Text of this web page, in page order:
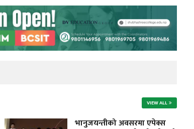
VIEW ALL
भानुजयन्तीको अवसरमा एपेक्स